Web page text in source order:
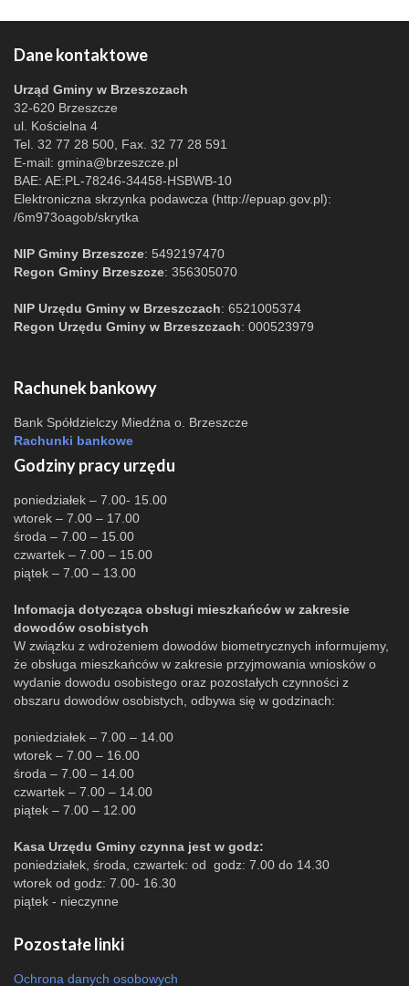
Dane kontaktowe
Urząd Gminy w Brzeszczach
32-620 Brzeszcze
ul. Kościelna 4
Tel. 32 77 28 500, Fax. 32 77 28 591
E-mail: gmina@brzeszcze.pl
BAE: AE:PL-78246-34458-HSBWB-10
Elektroniczna skrzynka podawcza (http://epuap.gov.pl):
/6m973oagob/skrytka
NIP Gminy Brzeszcze: 5492197470
Regon Gminy Brzeszcze: 356305070
NIP Urzędu Gminy w Brzeszczach: 6521005374
Regon Urzędu Gminy w Brzeszczach: 000523979
Rachunek bankowy
Bank Spółdzielczy Miedźna o. Brzeszcze
Rachunki bankowe
Godziny pracy urzędu
poniedziałek – 7.00- 15.00
wtorek – 7.00 – 17.00
środa – 7.00 – 15.00
czwartek – 7.00 – 15.00
piątek – 7.00 – 13.00
Infomacja dotycząca obsługi mieszkańców w zakresie
dowodów osobistych
W związku z wdrożeniem dowodów biometrycznych informujemy,
że obsługa mieszkańców w zakresie przyjmowania wniosków o
wydanie dowodu osobistego oraz pozostałych czynności z
obszaru dowodów osobistych, odbywa się w godzinach:
poniedziałek – 7.00 – 14.00
wtorek – 7.00 – 16.00
środa – 7.00 – 14.00
czwartek – 7.00 – 14.00
piątek – 7.00 – 12.00
Kasa Urzędu Gminy czynna jest w godz:
poniedziałek, środa, czwartek: od godz: 7.00 do 14.30
wtorek od godz: 7.00- 16.30
piątek - nieczynne
Pozostałe linki
Ochrona danych osobowych